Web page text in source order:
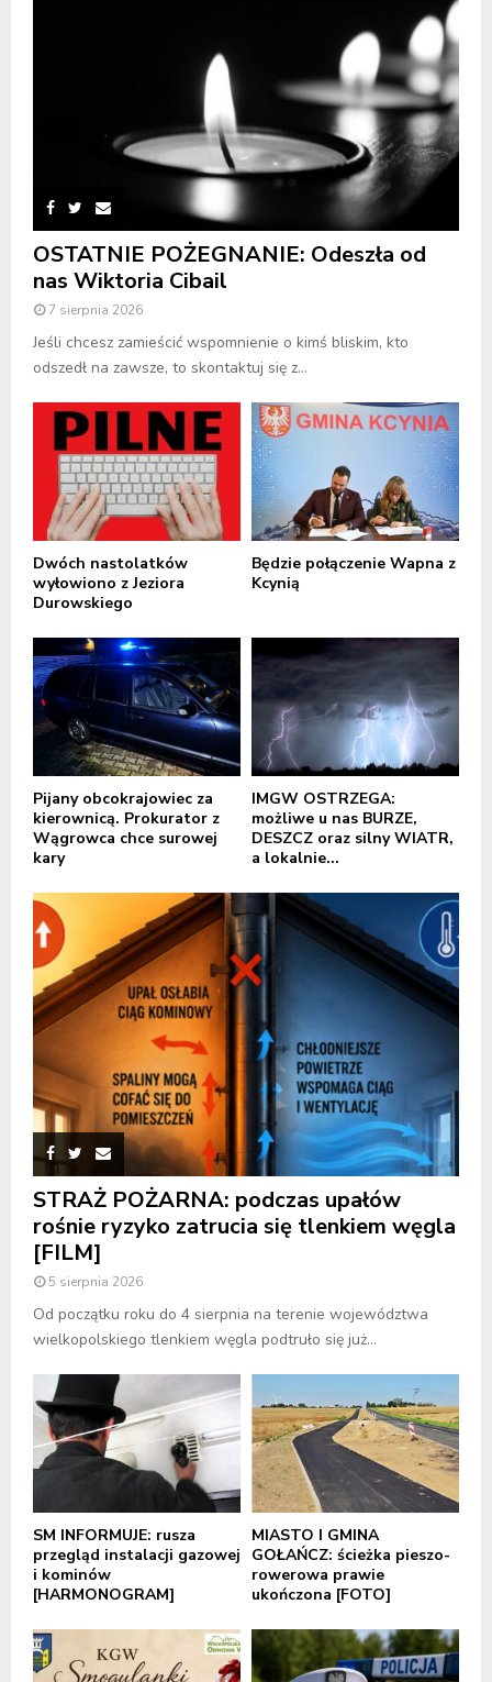
OSTATNIE POŻEGNANIE: Odeszła od
nas Wiktoria Cibail
7 sierpnia 2026
Jeśli chcesz zamieścić wspomnienie o kimś bliskim, kto
odszedł na zawsze, to skontaktuj się z...
Dwóch nastolatków
wyłowiono z Jeziora
Durowskiego
Będzie połączenie Wapna z
Kcynią
Pijany obcokrajowiec za
kierownicą. Prokurator z
Wągrowca chce surowej
kary
IMGW OSTRZEGA:
możliwe u nas BURZE,
DESZCZ oraz silny WIATR,
a lokalnie...
STRAŻ POŻARNA: podczas upałów
rośnie ryzyko zatrucia się tlenkiem węgla
[FILM]
5 sierpnia 2026
Od początku roku do 4 sierpnia na terenie województwa
wielkopolskiego tlenkiem węgla podtruło się już...
SM INFORMUJE: rusza
przegląd instalacji gazowej
i kominów
[HARMONOGRAM]
MIASTO I GMINA
GOŁAŃCZ: ścieżka pieszo-
rowerowa prawie
ukończona [FOTO]